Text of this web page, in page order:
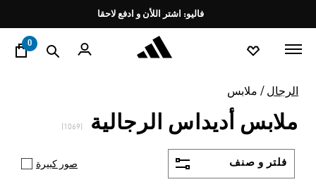
Pause
promotion
rotation
0
الرجال ملابس
ملابس أديداس الرجالية
فلتر و صنف صور كبيرة